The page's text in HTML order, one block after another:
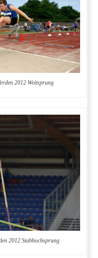
2012 Weitsprung
2012 Stabhochsprung